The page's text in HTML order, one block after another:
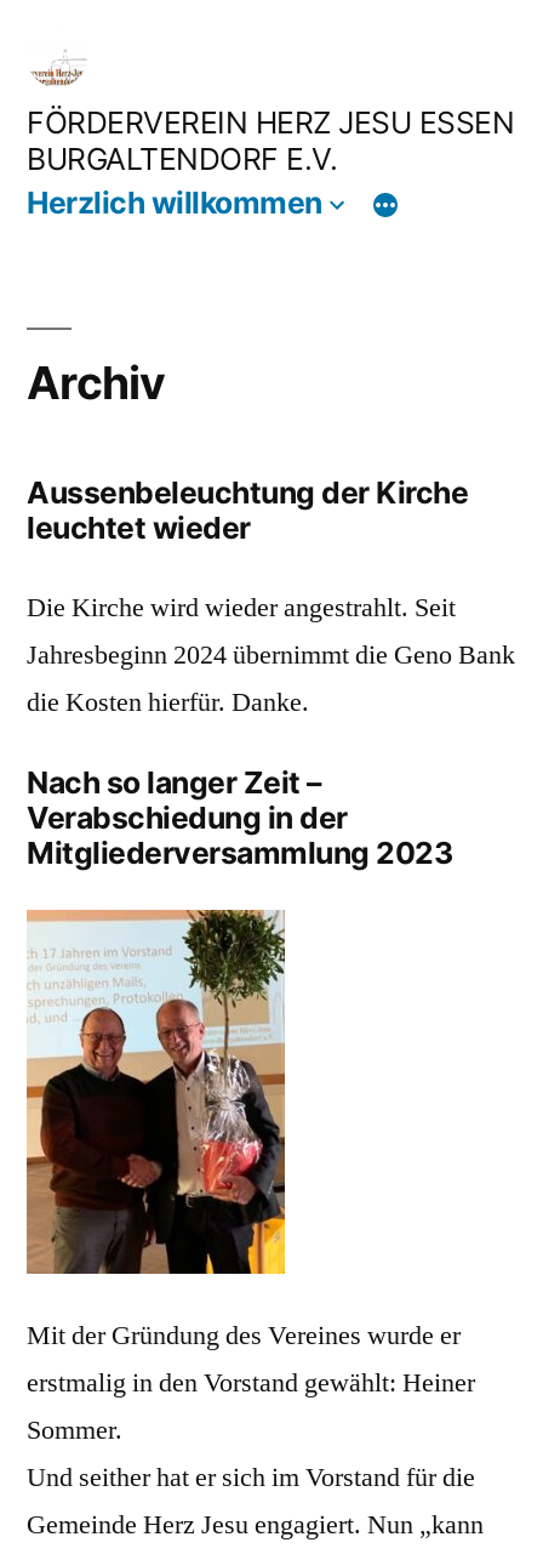
Inhalt
springen
FÖRDERVEREIN HERZ JESU ESSEN
BURGALTENDORF E.V.
Herzlich willkommen
Archiv
Aussenbeleuchtung der Kirche
leuchtet wieder
Die Kirche wird wieder angestrahlt. Seit
Jahresbeginn 2024 übernimmt die Geno Bank
die Kosten hierfür. Danke.
Nach so langer Zeit –
Verabschiedung in der
Mitgliederversammlung 2023
Mit der Gründung des Vereines wurde er
erstmalig in den Vorstand gewählt: Heiner
Sommer.
Und seither hat er sich im Vorstand für die
Gemeinde Herz Jesu engagiert. Nun „kann